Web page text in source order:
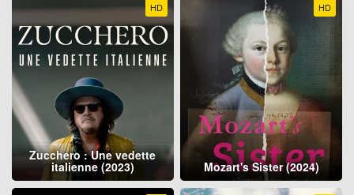
HD
Zucchero : Une vedette
italienne (2023)
HD
Mozart's Sister (2024)